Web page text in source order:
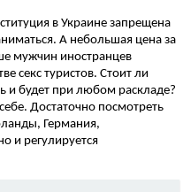
в Украине запрещена
А небольшая цена за
мужчин иностранцев
секс туристов. Стоит ли
и будет при любом раскладе?
Достаточно посмотреть
Германия,
и регулируется